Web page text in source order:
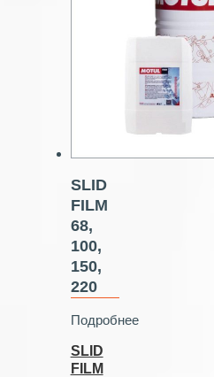
SLID
FILM
68,
100,
150,
220
Подробнее
SLID
FILM